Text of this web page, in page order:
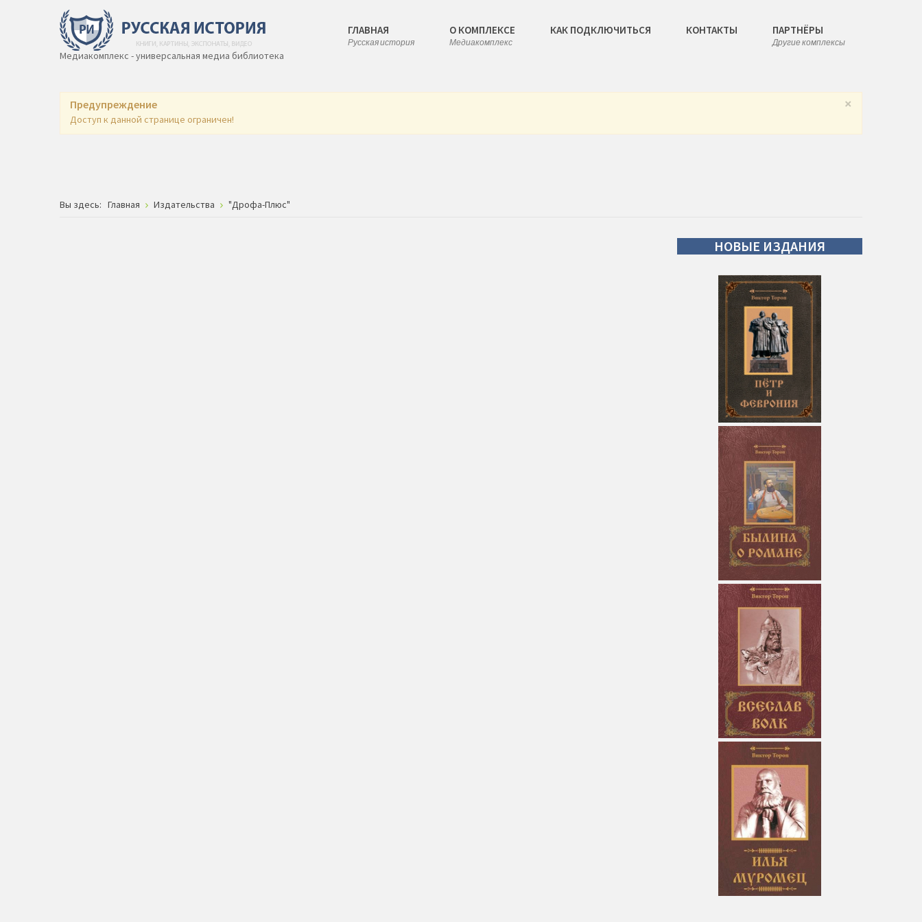
Медиакомплекс - универсальная медиа библиотека
ГЛАВНАЯ
Русская история
О КОМПЛЕКСЕ
Медиакомплекс
КАК ПОДКЛЮЧИТЬСЯ КОНТАКТЫ ПАРТНЁРЫ
Другие комплексы
×
Предупреждение
Доступ к данной странице ограничен!
Вы здесь: Главная Издательства "Дрофа-Плюс"
НОВЫЕ ИЗДАНИЯ